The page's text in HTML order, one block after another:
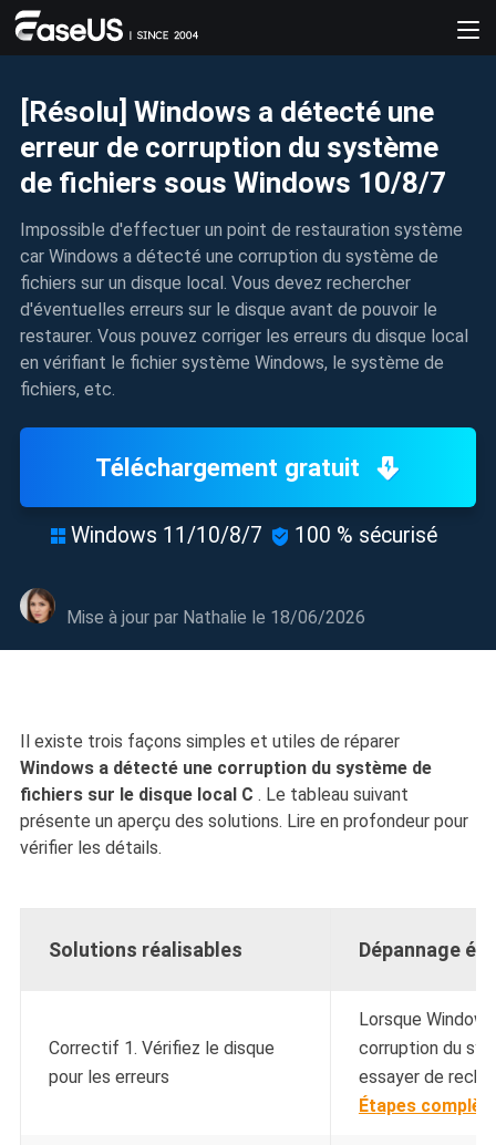
[Résolu] Windows a détecté une
erreur de corruption du système
de fichiers sous Windows 10/8/7
Impossible d'effectuer un point de restauration système
car Windows a détecté une corruption du système de
fichiers sur un disque local. Vous devez rechercher
d'éventuelles erreurs sur le disque avant de pouvoir le
restaurer. Vous pouvez corriger les erreurs du disque local
en vérifiant le fichier système Windows, le système de
fichiers, etc.
Téléchargement gratuit
 Windows 11/10/8/7  100 % sécurisé
Mise à jour par Nathalie le 18/06/2026
Il existe trois façons simples et utiles de réparer
Windows a détecté une corruption du système de
fichiers sur le disque local C . Le tableau suivant
présente un aperçu des solutions. Lire en profondeur pour
vérifier les détails.
Solutions réalisables Dépannage
Correctif 1. Vérifiez le disque
pour les erreurs
Lorsque
corruption du
essayer de
Étapes